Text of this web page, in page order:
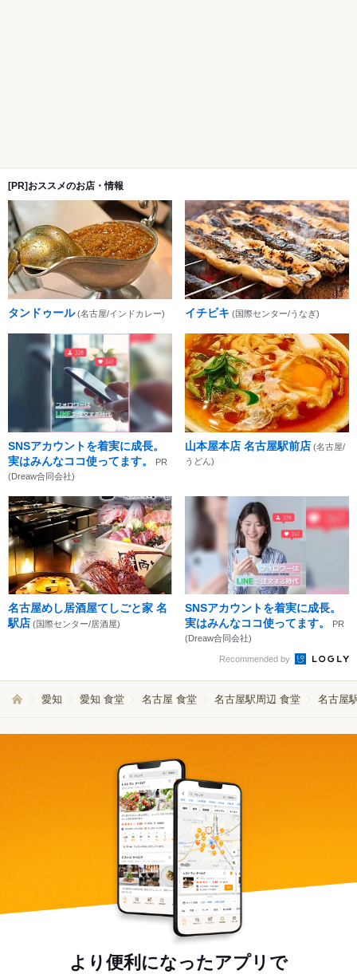
[PR]おススメのお店・情報
タンドゥール (名古屋/インドカレー) イチビキ (国際センター/うなぎ)
SNSアカウントを着実に成長。
実はみんなココ使ってます。
PR
(Dreaw合同会社)
山本屋本店 名古屋駅前店 (名古屋/
うどん)
名古屋めし居酒屋てしごと家 名
駅店 (国際センター/居酒屋)
SNSアカウントを着実に成長。
実はみんなココ使ってます。
PR
(Dreaw合同会社)
Recommended by
愛知 愛知 食堂 名古屋 食堂 名古屋駅周辺 食堂 名古屋
より便利になったアプリで